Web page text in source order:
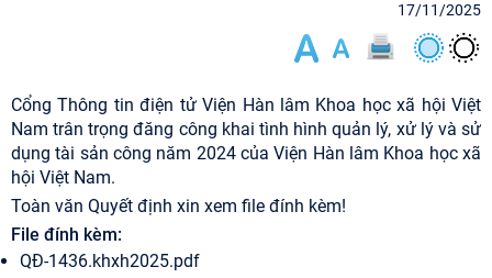
17/11/2025
Cổng Thông tin điện tử Viện Hàn lâm Khoa học xã hội Việt
Nam trân trọng đăng công khai tình hình quản lý, xử lý và sử
dụng tài sản công năm 2024 của Viện Hàn lâm Khoa học xã
hội Việt Nam.
Toàn văn Quyết định xin xem file đính kèm!
File đính kèm:
QĐ-1436.khxh2025.pdf